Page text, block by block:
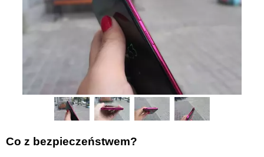
Co z bezpieczeństwem?